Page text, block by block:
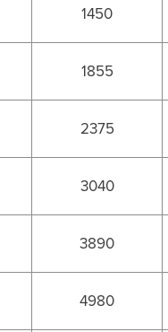
1450
1855
2375
3040
3890
4980